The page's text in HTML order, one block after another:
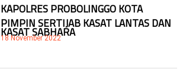
KAPOLRES PROBOLINGGO KOTA
PIMPIN SERTIJAB KASAT LANTAS DAN
KASAT SABHARA
18 November 2022